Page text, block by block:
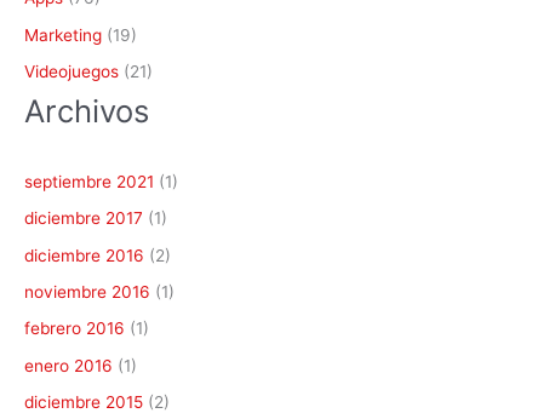
Marketing (19)
Videojuegos (21)
Archivos
septiembre 2021 (1)
diciembre 2017 (1)
diciembre 2016 (2)
noviembre 2016 (1)
febrero 2016 (1)
enero 2016 (1)
diciembre 2015 (2)